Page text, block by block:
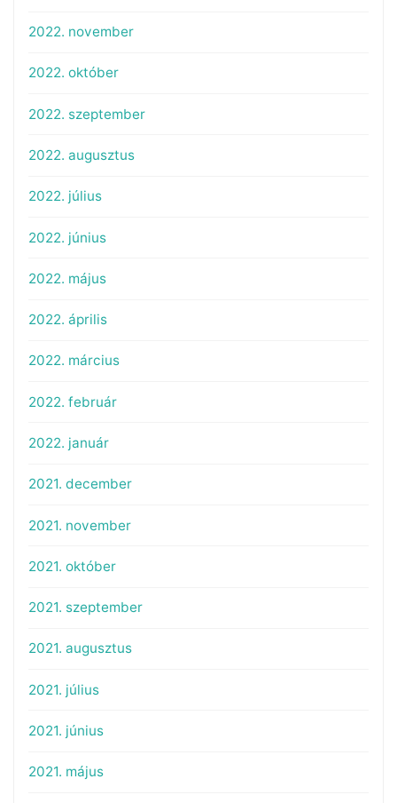
2022. november
2022. október
2022. szeptember
2022. augusztus
2022. július
2022. június
2022. május
2022. április
2022. március
2022. február
2022. január
2021. december
2021. november
2021. október
2021. szeptember
2021. augusztus
2021. július
2021. június
2021. május